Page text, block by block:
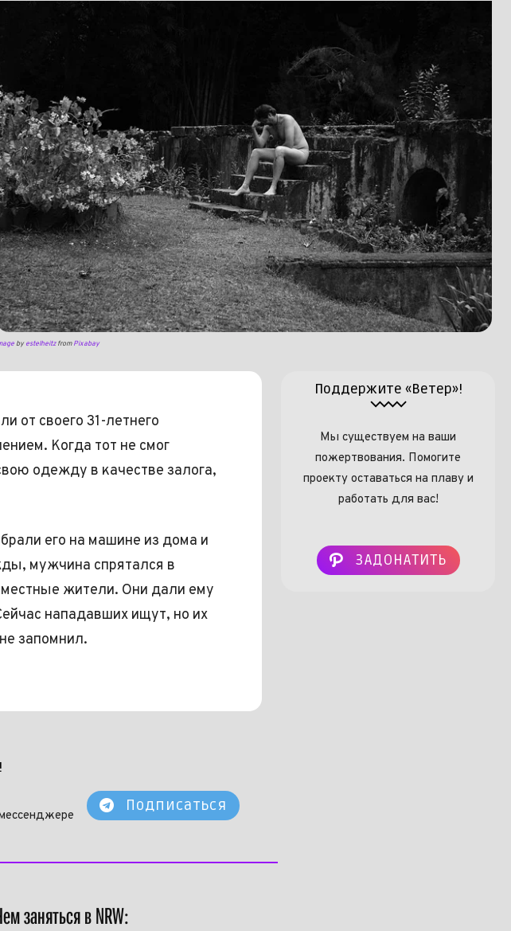
byestelheitzfromPixabay
от своего 31-летнего
Когда тот не смог
одежду в качестве залога,
его на машине из дома и
мужчина спрятался в
жители. Они дали ему
нападавших ищут, но их
запомнил.
Поддержите «Ветер»!
Мы существуем на ваши
пожертвования. Помогите
проекту оставаться на плаву и
работать для вас!
ЗАДОНАТИТЬ
Подписаться
заняться в NRW: